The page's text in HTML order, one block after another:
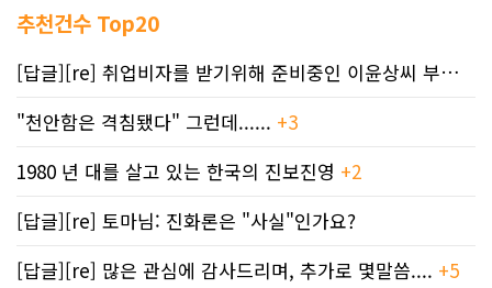
추천건수 Top20
[답글][re] 취업비자를 받기위해 준비중인 이윤상씨 부부께 드리는 편지
"천안함은 격침됐다" 그런데...... +3
1980 년 대를 살고 있는 한국의 진보진영 +2
[답글][re] 토마님: 진화론은 "사실"인가요?
[답글][re] 많은 관심에 감사드리며, 추가로 몇말씀.... +5